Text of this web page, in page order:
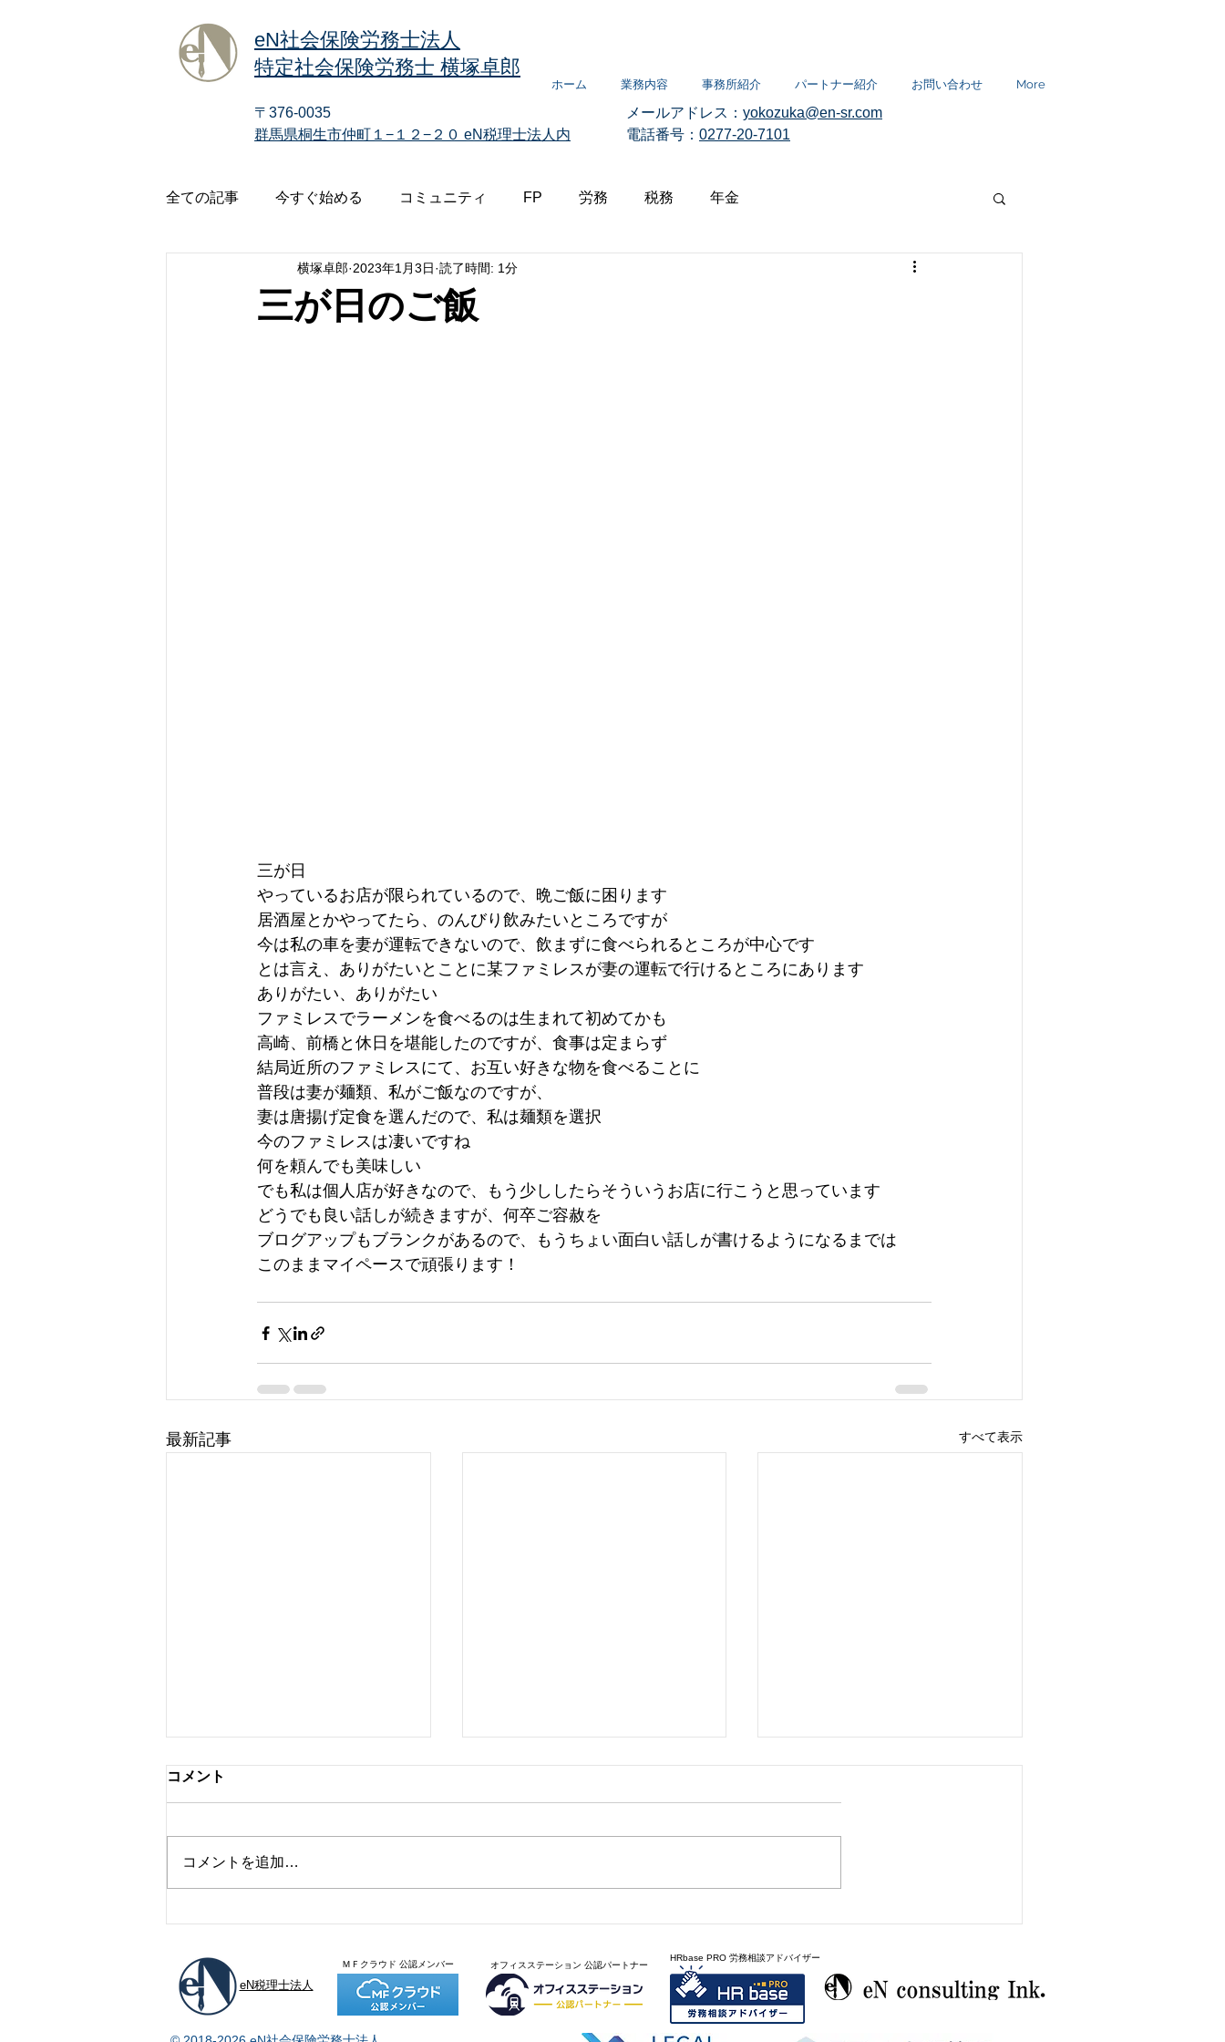
eN社会保険労務士法人
特定社会保険労務士 横塚卓郎
ホーム 業務内容 事務所紹介 パートナー紹介 お問い合わせ More
〒376-0035
群馬県桐生市仲町１−１２−２０ eN税理士法人内
メールアドレス： yokozuka@en-sr.com
電話番号： 0277-20-7101
全ての記事 今すぐ始める コミュニティ FP 労務 税務 年金
三が日のご飯
横塚卓郎 2023年1月3日 読了時間: 1分
三が日
やっているお店が限られているので、晩ご飯に困ります
居酒屋とかやってたら、のんびり飲みたいところですが
今は私の車を妻が運転できないので、飲まずに食べられるところが中心です
とは言え、ありがたいとことに某ファミレスが妻の運転で行けるところにあります
ありがたい、ありがたい
ファミレスでラーメンを食べるのは生まれて初めてかも
高崎、前橋と休日を堪能したのですが、食事は定まらず
結局近所のファミレスにて、お互い好きな物を食べることに
普段は妻が麺類、私がご飯なのですが、
妻は唐揚げ定食を選んだので、私は麺類を選択
今のファミレスは凄いですね
何を頼んでも美味しい
でも私は個人店が好きなので、もう少ししたらそういうお店に行こうと思っています
どうでも良い話しが続きますが、何卒ご容赦を
ブログアップもブランクがあるので、もうちょい面白い話しが書けるようになるまでは
このままマイペースで頑張ります！
最新記事 すべて表示
弘前で見た虹
こなれ感
コメント
コメントを追加…
eN税理士法人
ＭＦクラウド 公認メンバー ​オフィスステーション 公認パートナー
HRbase PRO 労務相談アドバイザー